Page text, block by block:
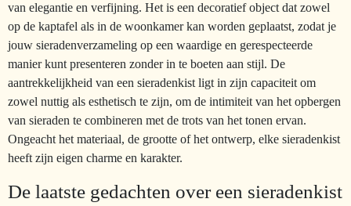
van elegantie en verfijning. Het is een decoratief object dat zowel
op de kaptafel als in de woonkamer kan worden geplaatst, zodat je
jouw sieradenverzameling op een waardige en gerespecteerde
manier kunt presenteren zonder in te boeten aan stijl. De
aantrekkelijkheid van een sieradenkist ligt in zijn capaciteit om
zowel nuttig als esthetisch te zijn, om de intimiteit van het opbergen
van sieraden te combineren met de trots van het tonen ervan.
Ongeacht het materiaal, de grootte of het ontwerp, elke sieradenkist
heeft zijn eigen charme en karakter.
De laatste gedachten over een sieradenkist